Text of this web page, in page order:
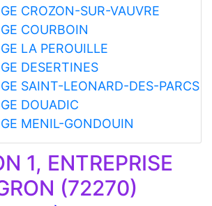
CROZON-SUR-VAUVRE
COURBOIN
LA PEROUILLE
DESERTINES
SAINT-LEONARD-DES-PARCS
DOUADIC
MENIL-GONDOUIN
1, ENTREPRISE
(72270)